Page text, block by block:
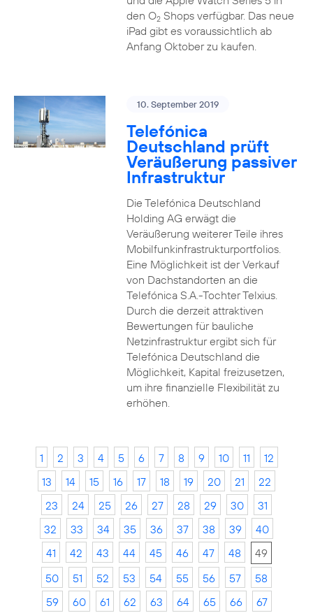
den O2Shops verfügbar. Das neue
iPad gibt es voraussichtlich ab
Anfang Oktober zu kaufen.
10. September 2019
Telefónica
Deutschland prüft
Veräußerung passiver
Infrastruktur
Die Telefónica Deutschland
Holding AG erwägt die
Veräußerung weiterer Teile ihres
Mobilfunkinfrastrukturportfolios.
Eine Möglichkeit ist der Verkauf
von Dachstandorten an die
Telefónica S.A.-Tochter Telxius.
Durch die derzeit attraktiven
Bewertungen für bauliche
Netzinfrastruktur ergibt sich für
Telefónica Deutschland die
Möglichkeit, Kapital freizusetzen,
um ihre finanzielle Flexibilität zu
erhöhen.
1 2 3 4 5 6 7 8 9 10 11
12
13
14 15 16 17 18 19 20 21
22
23
24 25 26 27 28 29 30
31
32
33 34 35 36 37 38 39
40
41
42 43 44 45 46 47 48
49
50
51 52 53 54 55 56 57
58
59
60 61 62 63 64 65 66
67